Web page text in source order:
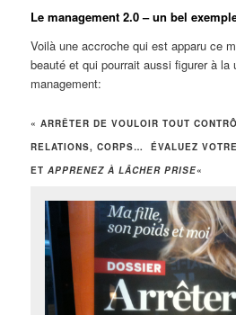
Le management 2.0 – un bel
Voilà une accroche qui est apparu ce
beauté et qui pourrait aussi figurer à la
management:
« ARRÊTER DE VOULOIR TOUT
RELATIONS, CORPS… ÉVALUEZ
ETAPPRENEZ À LÂCHER PRISE«